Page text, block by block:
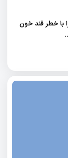
با خطر قند خون